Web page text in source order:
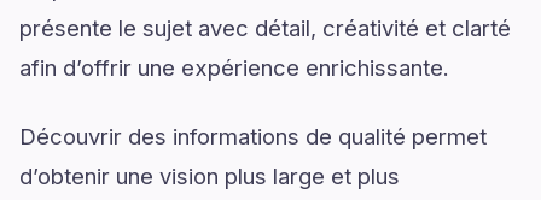
présente le sujet avec détail, créativité et clarté
afin d’offrir une expérience enrichissante.
Découvrir des informations de qualité permet
d’obtenir une vision plus large et plus